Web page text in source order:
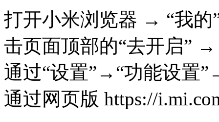
打开小米浏览器 → “我
击页面顶部的“去开启”
通过“设置”→“功能设置
通过网页版 https://